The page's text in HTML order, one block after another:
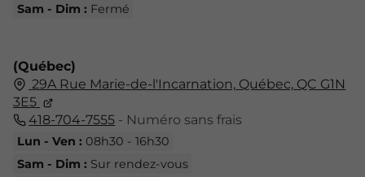
(Québec)
29A Rue Marie-de-l'Incarnation, Québec, QC G1N
3E5
418-704-7555 - Numéro sans frais
Lun - Ven : 08h30 - 16h30
Sam - Dim : Sur rendez-vous
Sam - Dim : Fermé